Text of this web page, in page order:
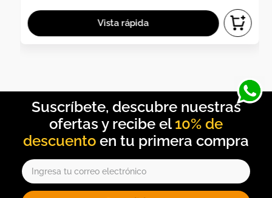
10% de
descuento